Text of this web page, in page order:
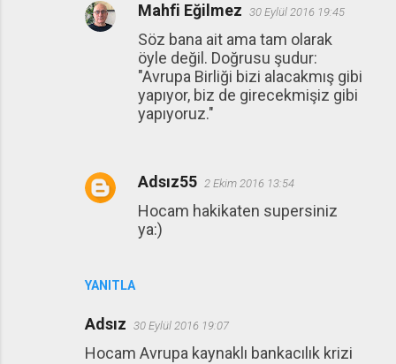
YANITLA
Mahfi Eğilmez 30 Eylül 2016 19:45
Söz bana ait ama tam olarak
öyle değil. Doğrusu şudur:
"Avrupa Birliği bizi alacakmış gibi
yapıyor, biz de girecekmişiz gibi
yapıyoruz."
Adsız55 2 Ekim 2016 13:54
Hocam hakikaten supersiniz
ya:)
Adsız 30 Eylül 2016 19:07
Hocam Avrupa kaynaklı bankacılık krizi